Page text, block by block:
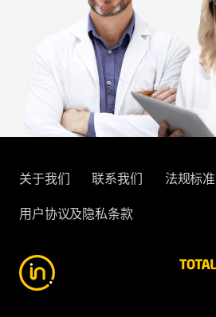
关于我们 联系我们 法规标准
用户协议及隐私条款